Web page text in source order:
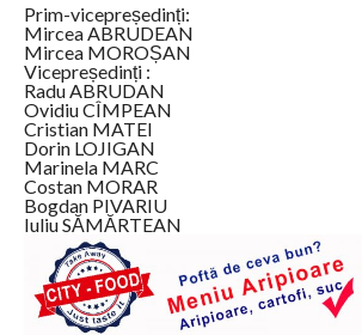
Prim-vicepreședinți:
Mircea ABRUDEAN
Mircea MOROȘAN
Vicepreședinți :
Radu ABRUDAN
Ovidiu CÎMPEAN
Cristian MATEI
Dorin LOJIGAN
Marinela MARC
Costan MORAR
Bogdan PIVARIU
Iuliu SĂMĂRTEAN